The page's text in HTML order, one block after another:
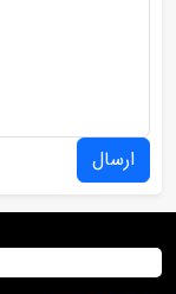
ارسال